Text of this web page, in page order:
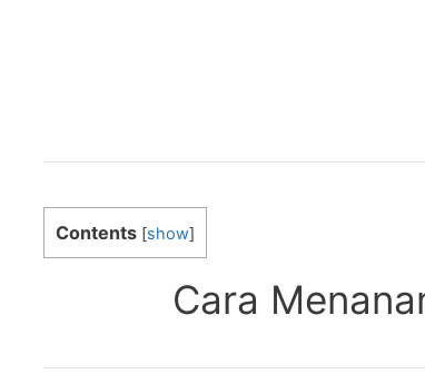
Contents [show]
Cara